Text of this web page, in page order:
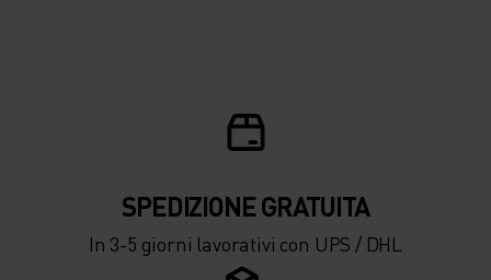
-20°
-20°
SPEDIZIONE ​​​​​​GRATUITA
In 3-5 giorni lavorativi con UPS / DHL